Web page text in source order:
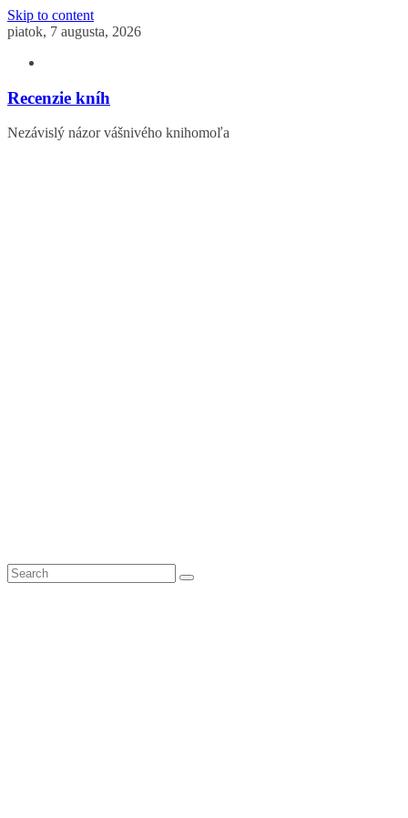
Skip to content
piatok, 7 augusta, 2026
Recenzie kníh
Nezávislý názor vášnivého knihomoľa